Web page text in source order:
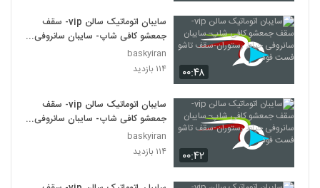
۰۰:۴۸
سایبان اتوماتیک سالن vip- سقف
جمعشو کافی شاپ- سایبان سانروفی
حیاط رستوران-سقف تاشو فست فود
baskyiran
۱۱۴ بازدید
۰۰:۴۲
سایبان اتوماتیک سالن vip- سقف
جمعشو کافی شاپ- سایبان سانروفی
حیاط رستوران-سقف تاشو فست فود
baskyiran
۱۱۴ بازدید